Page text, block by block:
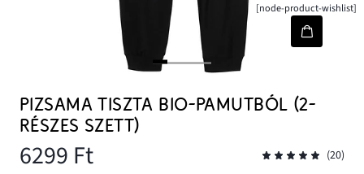
[node-product-wishlist]
PIZSAMA TISZTA BIO-PAMUTBÓL (2-
RÉSZES SZETT)
6299 Ft (20)